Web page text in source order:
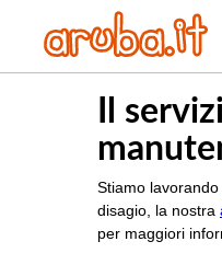
Il
Stiamo
disagio, la nostra
per maggiori